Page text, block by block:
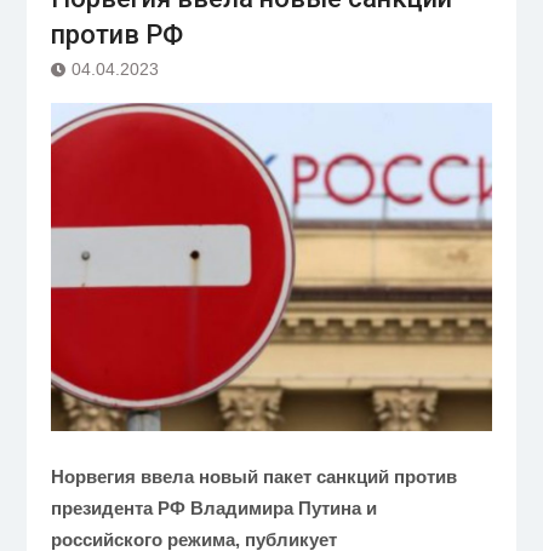
против РФ
04.04.2023
Норвегия ввела новый пакет санкций против
президента РФ Владимира Путина и
российского режима, публикует